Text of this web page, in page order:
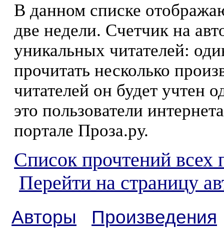
В данном списке
две недели. Счетчик на
уникальных читателей:
прочитать несколько
читателей он будет учтен
это пользователи
портале Проза.ру.
Список прочтений всех
Перейти на страницу
Авторы
Произведения